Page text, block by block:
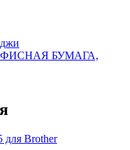
БУМАГА,